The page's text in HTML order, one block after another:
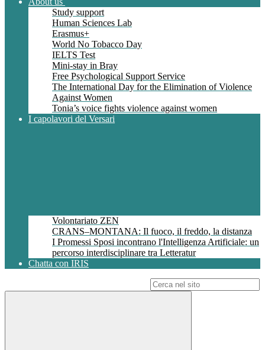
Study support
Human Sciences Lab
Erasmus+
World No Tobacco Day
IELTS Test
Mini-stay in Bray
Free Psychological Support Service
The International Day for the Elimination of Violence
Against Women
Tonia’s voice fights violence against women
I capolavori del Versari
Volontariato ZEN
CRANS–MONTANA: Il fuoco, il freddo, la distanza
I Promessi Sposi incontrano l'Intelligenza Artificiale: un
percorso interdisciplinare tra Letteratur
Chatta con IRIS